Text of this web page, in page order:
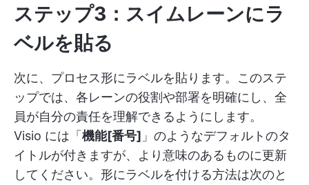
ステップ3：スイムレーンにラ
ベルを貼る
次に、プロセス形にラベルを貼ります。このステ
ップでは、各レーンの役割や部署を明確にし、全
員が自分の責任を理解できるようにします。
Visio には「機能[番号] 」のようなデフォルトのタ
イトルが付きますが、より意味のあるものに更新
してください。形にラベルを付ける方法は次のと